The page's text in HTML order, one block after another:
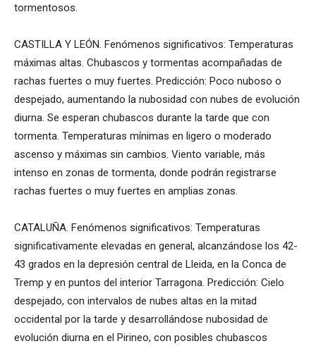
tormentosos.
CASTILLA Y LEÓN. Fenómenos significativos: Temperaturas
máximas altas. Chubascos y tormentas acompañadas de
rachas fuertes o muy fuertes. Predicción: Poco nuboso o
despejado, aumentando la nubosidad con nubes de evolución
diurna. Se esperan chubascos durante la tarde que con
tormenta. Temperaturas mínimas en ligero o moderado
ascenso y máximas sin cambios. Viento variable, más
intenso en zonas de tormenta, donde podrán registrarse
rachas fuertes o muy fuertes en amplias zonas.
CATALUÑA. Fenómenos significativos: Temperaturas
significativamente elevadas en general, alcanzándose los 42-
43 grados en la depresión central de Lleida, en la Conca de
Tremp y en puntos del interior Tarragona. Predicción: Cielo
despejado, con intervalos de nubes altas en la mitad
occidental por la tarde y desarrollándose nubosidad de
evolución diurna en el Pirineo, con posibles chubascos